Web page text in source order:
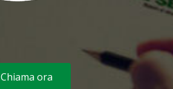
Chiama ora